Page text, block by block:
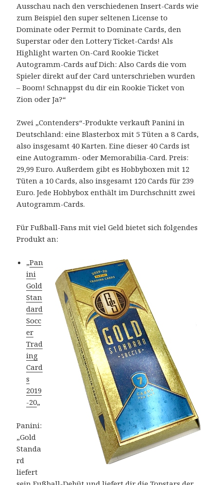
Ausschau nach den verschiedenen Insert-Cards wie
zum Beispiel den super seltenen License to
Dominate oder Permit to Dominate Cards, den
Superstar oder den Lottery Ticket-Cards! Als
Highlight warten On-Card Rookie Ticket
Autogramm-Cards auf Dich: Also Cards die vom
Spieler direkt auf der Card unterschrieben wurden
– Boom! Schnappst du dir ein Rookie Ticket von
Zion oder Ja?“
Zwei „Contenders“-Produkte verkauft Panini in
Deutschland: eine Blasterbox mit 5 Tüten a 8 Cards,
also insgesamt 40 Karten. Eine dieser 40 Cards ist
eine Autogramm- oder Memorabilia-Card. Preis:
29,99 Euro. Außerdem gibt es Hobbyboxen mit 12
Tüten a 10 Cards, also insgesamt 120 Cards für 239
Euro. Jede Hobbybox enthält im Durchschnitt zwei
Autogramm-Cards.
Für Fußball-Fans mit viel Geld bietet sich folgendes
Produkt an:
„Pan
ini
Gold
Stan
dard
Socc
er
Trad
ing
Card
s
2019
-20„
Panini:
„Gold
Standa
rd
liefert